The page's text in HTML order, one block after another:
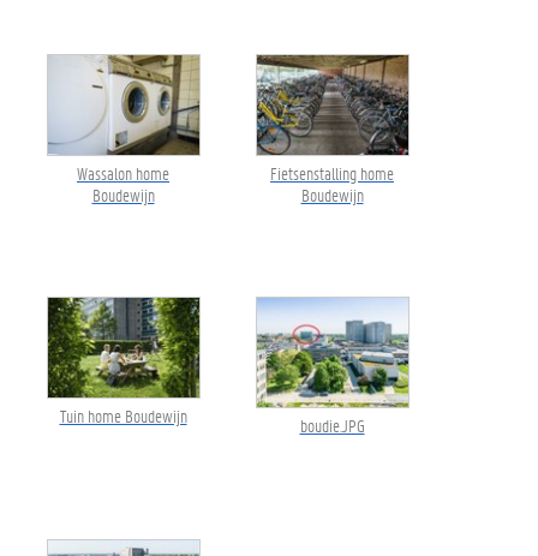
Wassalon home
Boudewijn
Fietsenstalling home
Boudewijn
Tuin home Boudewijn boudie.JPG